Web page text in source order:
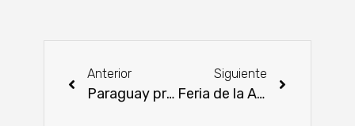
Anterior
Paraguay productivo: innovación y tradición en las expos ganaderas
Siguiente
Feria de la Agricultura Familiar se realizará este viernes